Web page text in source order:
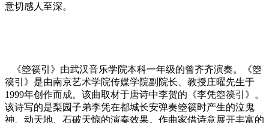
意切感人至深。
《箜篌引》由武汉音乐学院本科一年级的曾齐齐演奏。《箜
篌引》是由南京艺术学院传媒学院副院长、教授庄曜先生于
1999年创作而成。该曲取材于唐诗中李贺的《李凭箜篌引》。
该诗写的是梨园子弟李凭在都城长安弹奏箜篌时产生的泣鬼
神、动天地、石破天惊的演奏效果。作曲家借诗意展开丰富的